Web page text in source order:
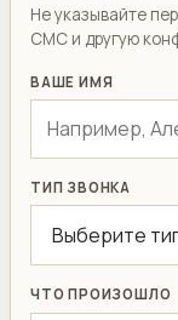
Не указывайте
СМС и другую
ВАШЕ ИМЯ
ТИП ЗВОНКА
ЧТО ПРОИЗОШЛО